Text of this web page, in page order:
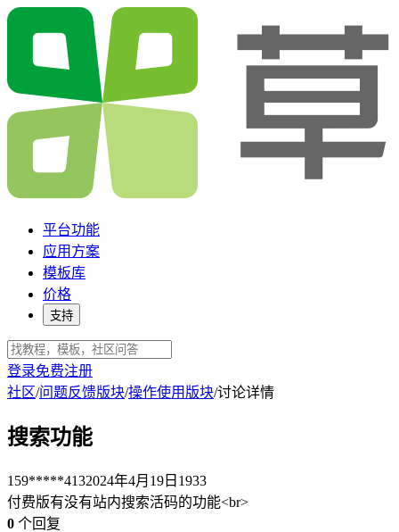
平台功能
应用方案
模板库
价格
支持
登录免费注册
社区/问题反馈版块/操作使用版块/讨论详情
搜索功能
159*****4132024年4月19日 1933
付费版有没有站内搜索活码的功能<br>
0 个回复